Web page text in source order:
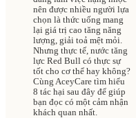
nên được nhiều người lựa
chọn là thức uống mang
lại giá trị cao tăng năng
lượng, giải toả mệt mỏi.
Nhưng thực tế, nước tăng
lực Red Bull có thực sự
tốt cho cơ thể hay không?
Cùng AceyCare tìm hiểu
8 tác hại sau đây để giúp
bạn đọc có một cảm nhận
khách quan nhất.